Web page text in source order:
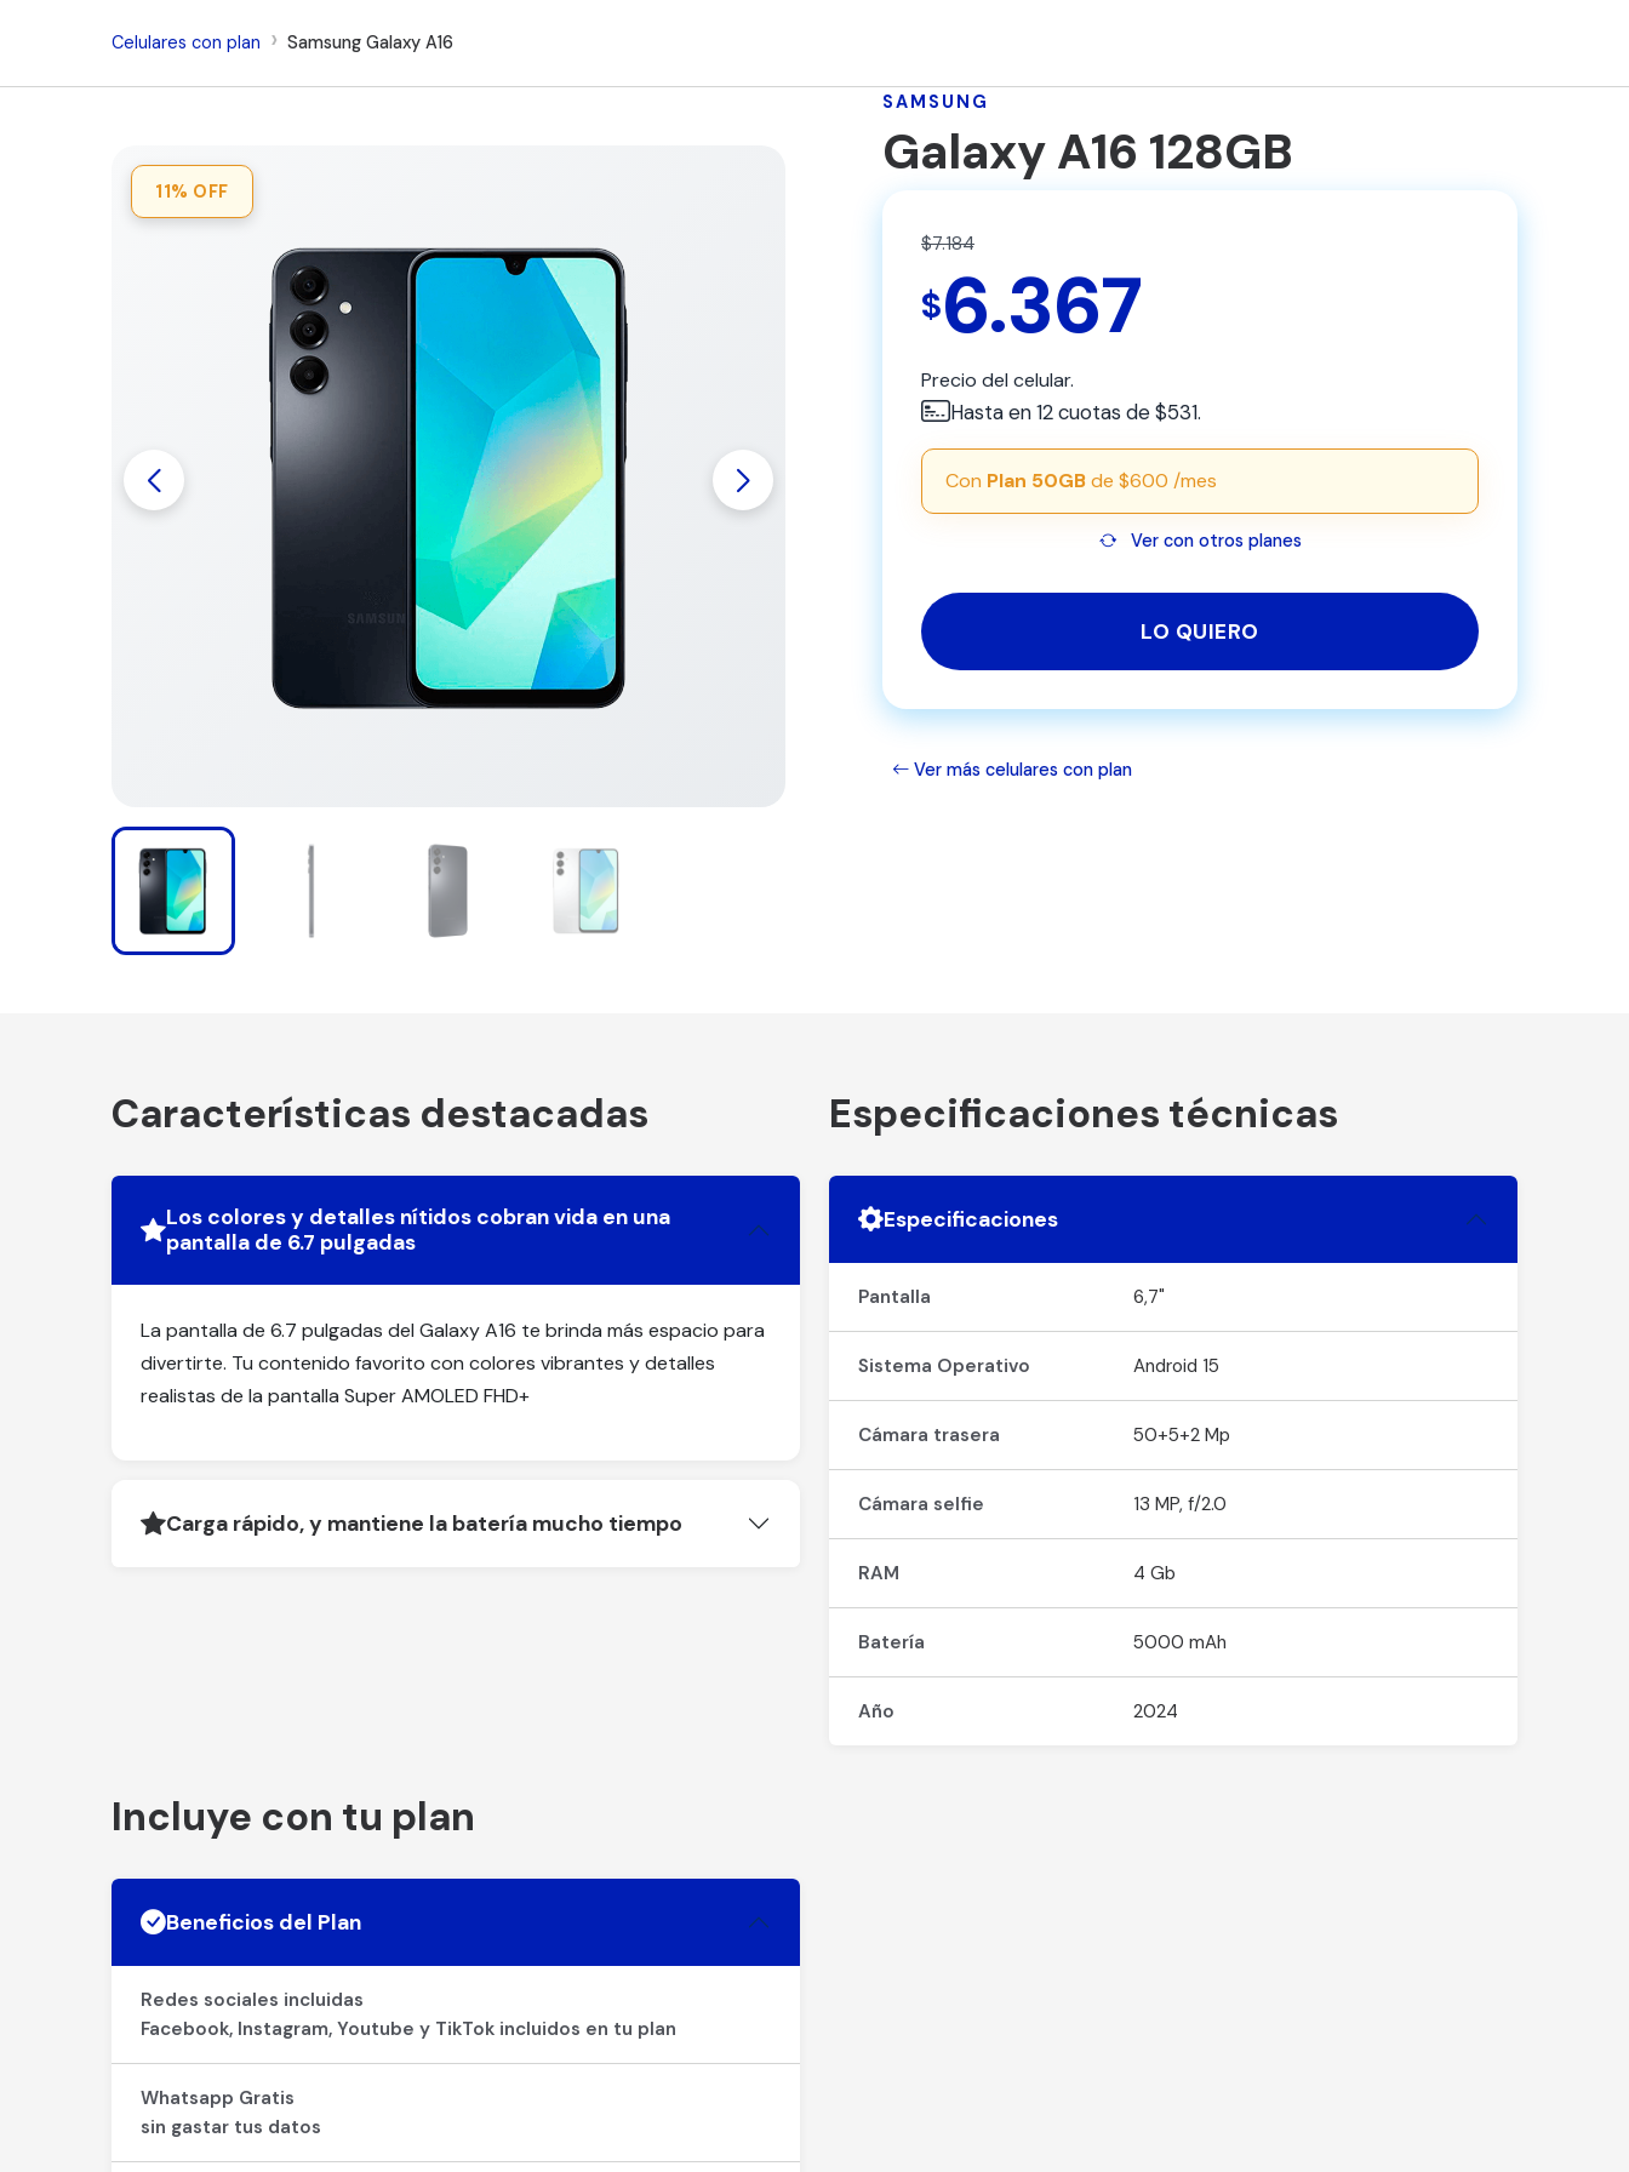
Celulares con plan Samsung Galaxy A16
11% OFF
SAMSUNG
Galaxy A16 128GB
$7.184
$6.367
Precio del celular.
Hasta en 12 cuotas de $531.
Con Plan 50GBde $600 /mes
Ver con otros planes
LO QUIERO
Ver más celulares con plan
Características destacadas
Los colores y detalles nítidos cobran vida en una
pantalla de 6.7 pulgadas
La pantalla de 6.7 pulgadas del Galaxy A16 te brinda más espacio para
divertirte. Tu contenido favorito con colores vibrantes y detalles
realistas de la pantalla Super AMOLED FHD+
Carga rápido, y mantiene la batería mucho tiempo
Especificaciones técnicas
Especificaciones
Pantalla 6,7"
Sistema Operativo Android 15
Cámara trasera 50+5+2 Mp
Cámara selfie 13 MP, f/2.0
RAM 4 Gb
Batería 5000 mAh
Año 2024
Incluye con tu plan
Beneficios del Plan
Redes sociales incluidas
Facebook, Instagram, Youtube y TikTok incluidos en tu plan
Whatsapp Gratis
sin gastar tus datos